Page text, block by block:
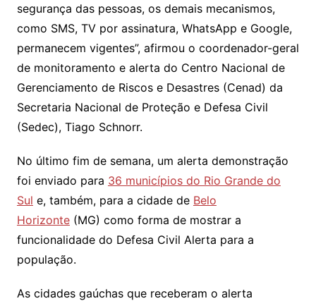
segurança das pessoas, os demais mecanismos,
como SMS, TV por assinatura, WhatsApp e Google,
permanecem vigentes”, afirmou o coordenador-geral
de monitoramento e alerta do Centro Nacional de
Gerenciamento de Riscos e Desastres (Cenad) da
Secretaria Nacional de Proteção e Defesa Civil
(Sedec), Tiago Schnorr.
No último fim de semana, um alerta demonstração
foi enviado para 36 municípios do Rio Grande do
Sul e, também, para a cidade de Belo
Horizonte(MG) como forma de mostrar a
funcionalidade do Defesa Civil Alerta para a
população.
As cidades gaúchas que receberam o alerta